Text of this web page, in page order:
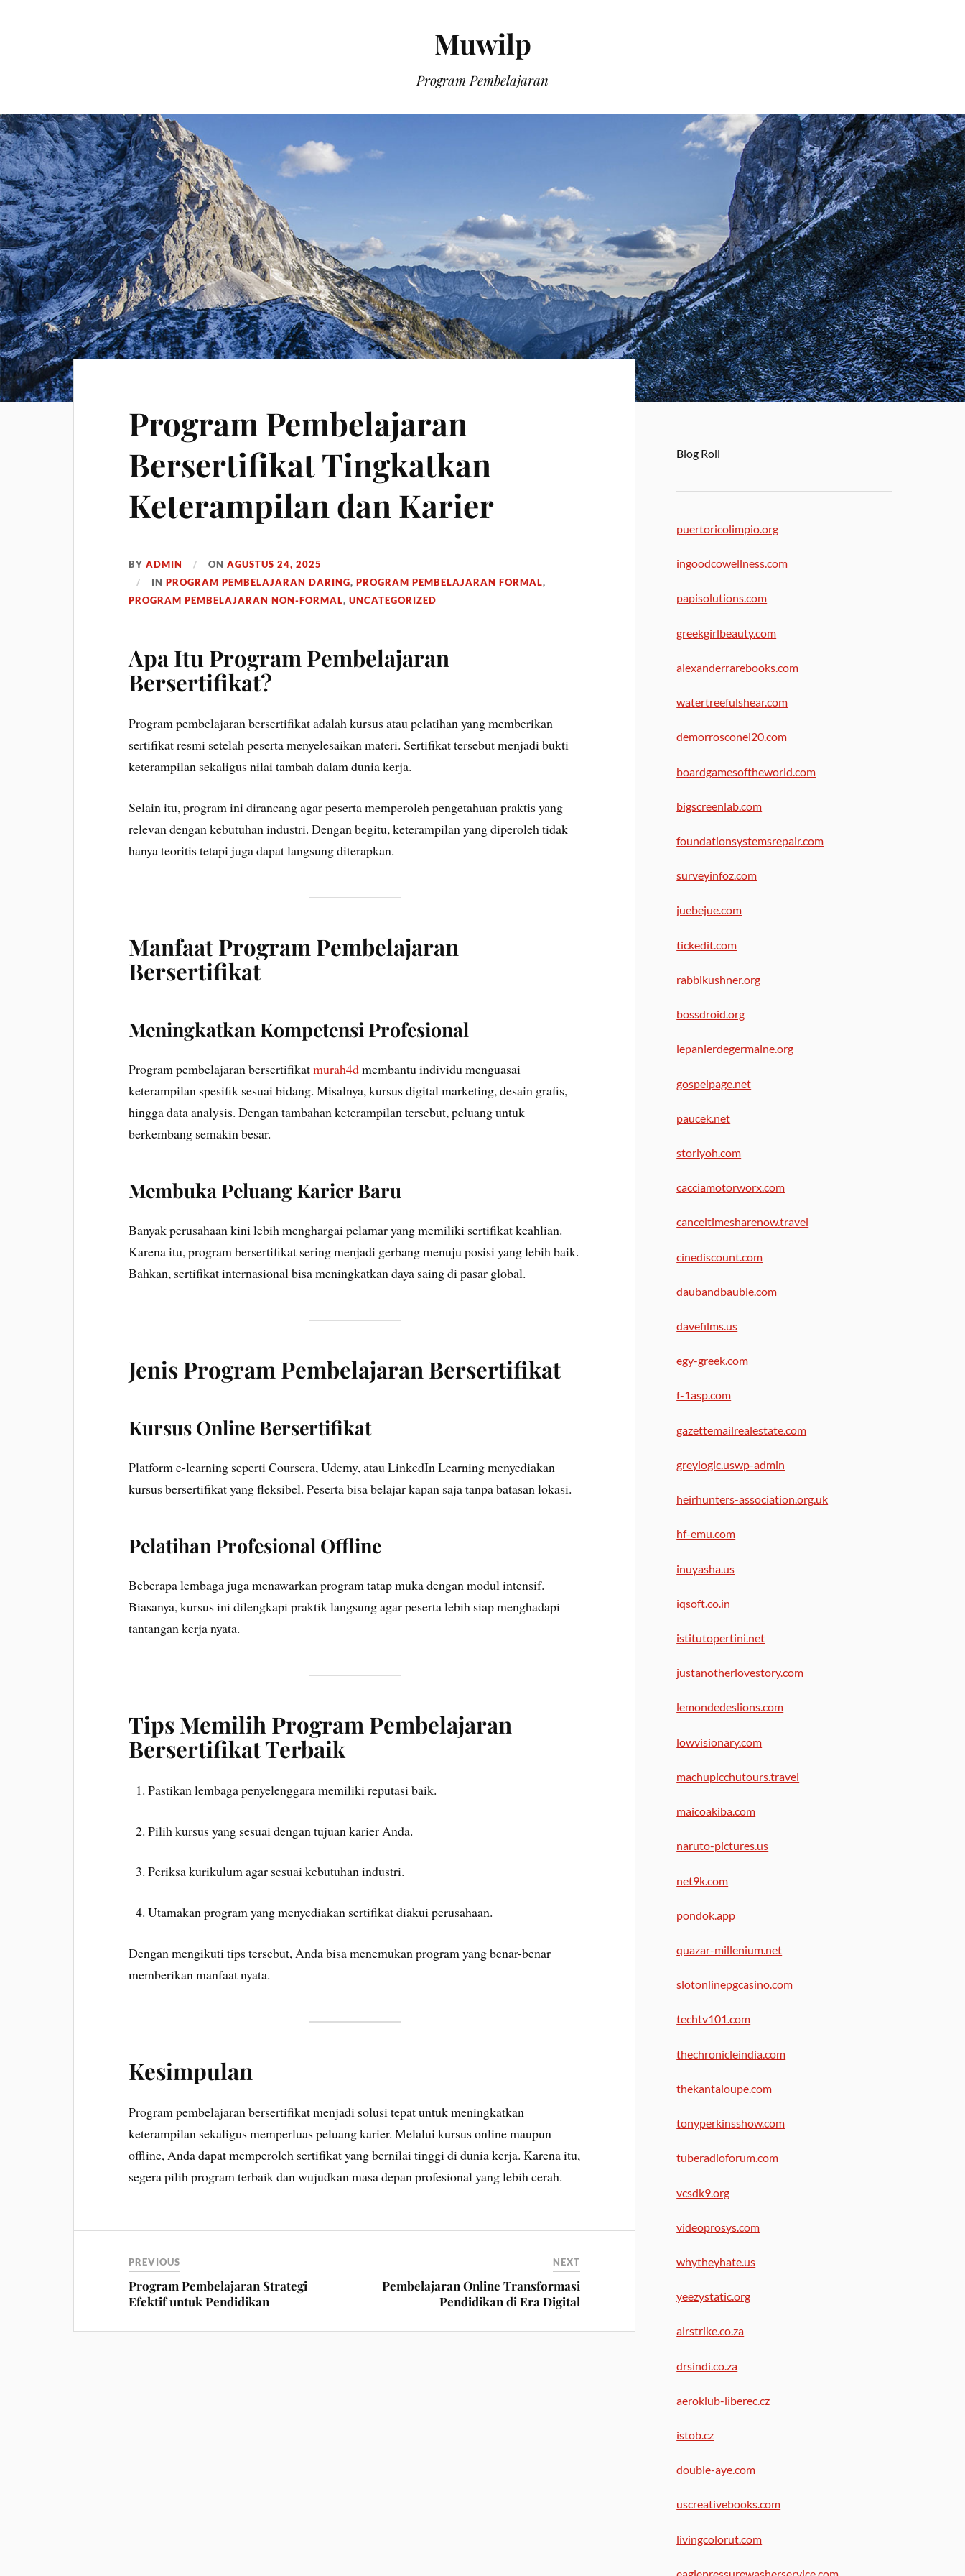
Muwilp
Program Pembelajaran
Program Pembelajaran
Bersertifikat Tingkatkan
Keterampilan dan Karier
BYADMIN ONAGUSTUS 24, 2025
INPROGRAM PEMBELAJARAN DARING,PROGRAM PEMBELAJARAN FORMAL,
PROGRAM PEMBELAJARAN NON-FORMAL,UNCATEGORIZED
Apa Itu Program Pembelajaran
Bersertifikat?
Program pembelajaran bersertifikat adalah kursus atau pelatihan yang memberikan
sertifikat resmi setelah peserta menyelesaikan materi. Sertifikat tersebut menjadi bukti
keterampilan sekaligus nilai tambah dalam dunia kerja.
Selain itu, program ini dirancang agar peserta memperoleh pengetahuan praktis yang
relevan dengan kebutuhan industri. Dengan begitu, keterampilan yang diperoleh tidak
hanya teoritis tetapi juga dapat langsung diterapkan.
Manfaat Program Pembelajaran
Bersertifikat
Meningkatkan Kompetensi Profesional
Program pembelajaran bersertifikatmurah4dmembantu individu menguasai
keterampilan spesifik sesuai bidang. Misalnya, kursus digital marketing, desain grafis,
hingga data analysis. Dengan tambahan keterampilan tersebut, peluang untuk
berkembang semakin besar.
Membuka Peluang Karier Baru
Banyak perusahaan kini lebih menghargai pelamar yang memiliki sertifikat keahlian.
Karena itu, program bersertifikat sering menjadi gerbang menuju posisi yang lebih baik.
Bahkan, sertifikat internasional bisa meningkatkan daya saing di pasar global.
Jenis Program Pembelajaran Bersertifikat
Kursus Online Bersertifikat
Platform e-learning seperti Coursera, Udemy, atau LinkedIn Learning menyediakan
kursus bersertifikat yang fleksibel. Peserta bisa belajar kapan saja tanpa batasan lokasi.
Pelatihan Profesional Offline
Beberapa lembaga juga menawarkan program tatap muka dengan modul intensif.
Biasanya, kursus ini dilengkapi praktik langsung agar peserta lebih siap menghadapi
tantangan kerja nyata.
Tips Memilih Program Pembelajaran
Bersertifikat Terbaik
Pastikan lembaga penyelenggara memiliki reputasi baik.
Pilih kursus yang sesuai dengan tujuan karier Anda.
Periksa kurikulum agar sesuai kebutuhan industri.
Utamakan program yang menyediakan sertifikat diakui perusahaan.
Dengan mengikuti tips tersebut, Anda bisa menemukan program yang benar-benar
memberikan manfaat nyata.
Kesimpulan
Program pembelajaran bersertifikat menjadi solusi tepat untuk meningkatkan
keterampilan sekaligus memperluas peluang karier. Melalui kursus online maupun
offline, Anda dapat memperoleh sertifikat yang bernilai tinggi di dunia kerja. Karena itu,
segera pilih program terbaik dan wujudkan masa depan profesional yang lebih cerah.
PREVIOUS
Program Pembelajaran Strategi
Efektif untuk Pendidikan
NEXT
Pembelajaran Online Transformasi
Pendidikan di Era Digital
Blog Roll
puertoricolimpio.org
ingoodcowellness.com
papisolutions.com
greekgirlbeauty.com
alexanderrarebooks.com
watertreefulshear.com
demorrosconel20.com
boardgamesoftheworld.com
bigscreenlab.com
foundationsystemsrepair.com
surveyinfoz.com
juebejue.com
tickedit.com
rabbikushner.org
bossdroid.org
lepanierdegermaine.org
gospelpage.net
paucek.net
storiyoh.com
cacciamotorworx.com
canceltimesharenow.travel
cinediscount.com
daubandbauble.com
davefilms.us
egy-greek.com
f-1asp.com
gazettemailrealestate.com
greylogic.uswp-admin
heirhunters-association.org.uk
hf-emu.com
inuyasha.us
iqsoft.co.in
istitutopertini.net
justanotherlovestory.com
lemondedeslions.com
lowvisionary.com
machupicchutours.travel
maicoakiba.com
naruto-pictures.us
net9k.com
pondok.app
quazar-millenium.net
slotonlinepgcasino.com
techtv101.com
thechronicleindia.com
thekantaloupe.com
tonyperkinsshow.com
tuberadioforum.com
vcsdk9.org
videoprosys.com
whytheyhate.us
yeezystatic.org
airstrike.co.za
drsindi.co.za
aeroklub-liberec.cz
istob.cz
double-aye.com
uscreativebooks.com
livingcolorut.com